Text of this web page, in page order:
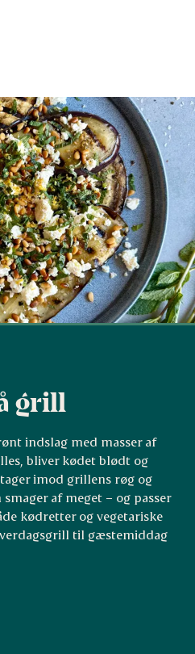
grill
indslag med masser af
bliver kødet blødt og
imod grillens røg og
af meget – og passer
kødretter og vegetariske
til gæstemiddag